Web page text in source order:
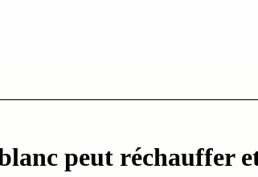
peut réchauffer